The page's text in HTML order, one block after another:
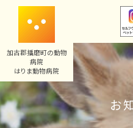
ス
ッ
プ
加古郡播磨町の動物
病院
はりま動物病院
お